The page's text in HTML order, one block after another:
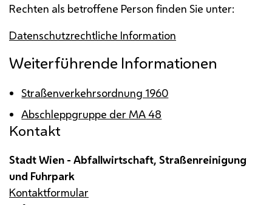
Rechten als betroffene Person finden Sie unter:
Datenschutzrechtliche Information
Weiterführende Informationen
Straßenverkehrsordnung 1960
Abschleppgruppe der MA48
Kontakt
Stadt Wien - Abfallwirtschaft, Straßenreinigung
und Fuhrpark
Kontaktformular